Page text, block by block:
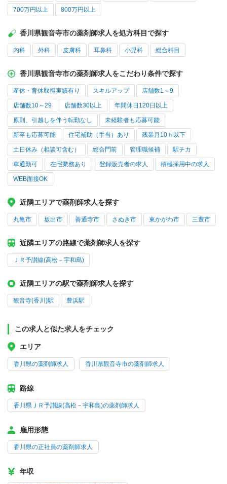
700万円以上 800万円以上
香川県観音寺市の薬剤師求人を処方科目で探す
内科 外科 皮膚科 耳鼻科 小児科 総合科目
香川県観音寺市の薬剤師求人をこだわり条件で探す
産休・育休取得実績有り スキルアップ 店舗数1～9
店舗数10～29 店舗数30以上 年間休日120日以上
原則、引越しを伴う転勤なし 未経験者も応募可能
新卒も応募可能 住宅補助（手当）あり 残業月10ｈ以下
土日休み（相談可含む） 総合門前 管理職候補 駅チカ
車通勤可 在宅業務あり 登録販売者の求人 積極採用中の求人
WEB面接OK
近隣エリアで薬剤師求人を探す
丸亀市 坂出市 善通寺市 さぬき市 東かがわ市 三豊市
近隣エリアの路線で薬剤師求人を探す
ＪＲ予讃線(高松－宇和島)
近隣エリアの駅で薬剤師求人を探す
観音寺(香川)駅 豊浜駅
この求人と似た求人をチェック
エリア
香川県の薬剤師求人 香川県観音寺市の薬剤師求人
路線
香川県ＪＲ予讃線(高松－宇和島)の薬剤師求人
雇用形態
香川県の正社員の薬剤師求人
年収